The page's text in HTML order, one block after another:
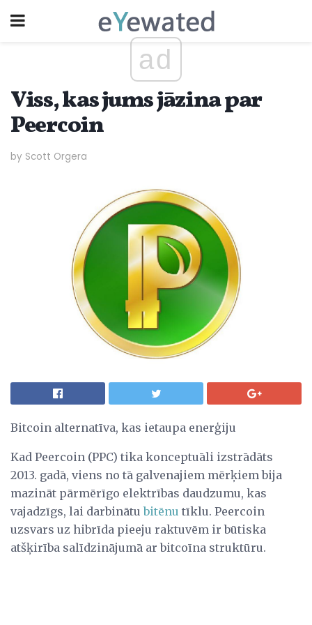
ad
Viss, kas jums jāzina par
Peercoin
by Scott Orgera
Bitcoin alternatīva, kas ietaupa enerģiju
Kad Peercoin (PPC) tika konceptuāli izstrādāts
2013. gadā, viens no tā galvenajiem mērķiem bija
mazināt pārmērīgo elektrības daudzumu, kas
vajadzīgs, lai darbinātubitēnu tīklu. Peercoin
uzsvars uz hibrīda pieeju raktuvēm ir būtiska
atšķirība salīdzinājumā ar bitcoīna struktūru.